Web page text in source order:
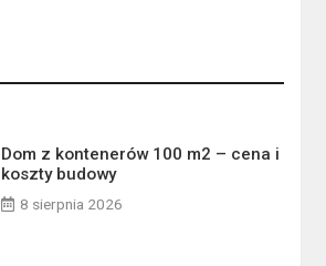
Dom z kontenerów 100 m2 – cena i
koszty budowy
8 sierpnia 2026